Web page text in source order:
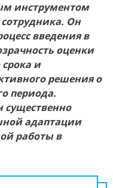
инструментом
Он
введения в
оценки
и
решения о
периода.
существенно
адаптации
работы в